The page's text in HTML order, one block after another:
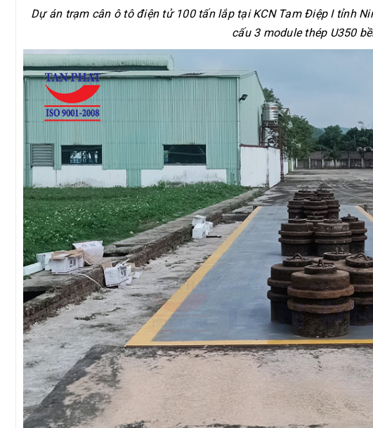
Dự án trạm cân ô tô điện tử 100 tấn lắp tại KCN Tam Điệp I tỉnh
cấu 3 module thép U350